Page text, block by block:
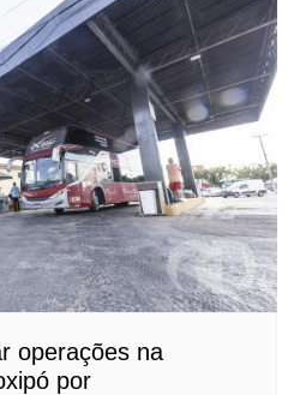
operações na
por